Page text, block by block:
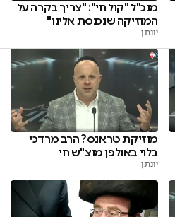
מנכ"ל "קול חי": "צריך בקרה על
המוזיקה שנכנסת אלינו"
יונתן
מוזיקת טראנס? הרב מרדכי
בלוי באולפן מוצ"ש חי
יונתן